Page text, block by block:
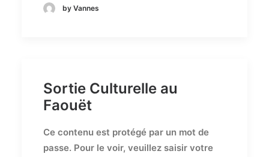
by Vannes
Sortie Culturelle au
Faouët
Ce contenu est protégé par un mot de
passe. Pour le voir, veuillez saisir votre